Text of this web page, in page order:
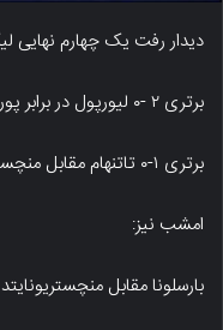
دیدار رفت یک چهارم نهایی
برتری ۲ -۰ لیورپول در برابر پورتو
برتری ۱-۰ تاتنهام مقابل منچستر سیتی در شب اول مسابقات پایان یافت.
امشب نیز:
بارسلونا مقابل منچستریونایتد